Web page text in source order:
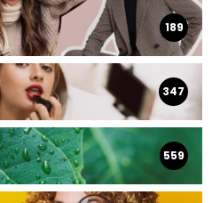
189
347
559